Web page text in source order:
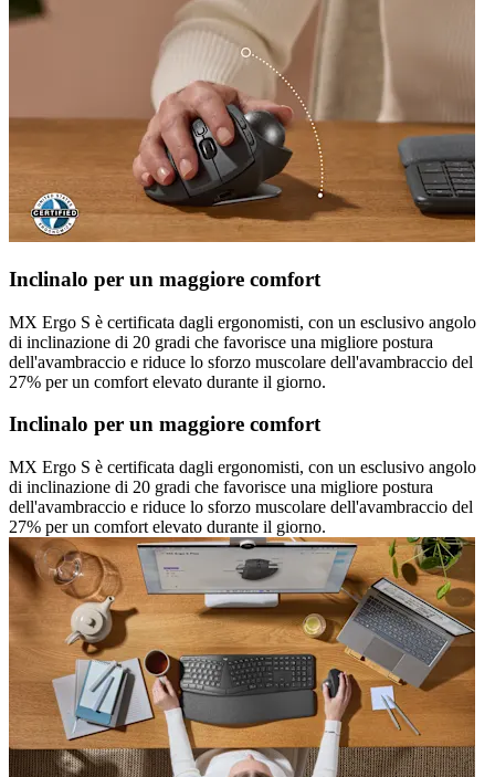
Inclinalo per un maggiore comfort
MX Ergo S è certificata dagli ergonomisti, con un esclusivo angolo
di inclinazione di 20 gradi che favorisce una migliore postura
dell'avambraccio e riduce lo sforzo muscolare dell'avambraccio del
27% per un comfort elevato durante il giorno.
Inclinalo per un maggiore comfort
MX Ergo S è certificata dagli ergonomisti, con un esclusivo angolo
di inclinazione di 20 gradi che favorisce una migliore postura
dell'avambraccio e riduce lo sforzo muscolare dell'avambraccio del
27% per un comfort elevato durante il giorno.